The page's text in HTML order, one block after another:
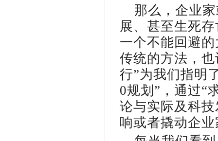
那么，企业
展、甚至生死
一个不能回避
传统的方法，
行”为我们指明
0规划”，通过“
论与实际及科
响或者撬动企